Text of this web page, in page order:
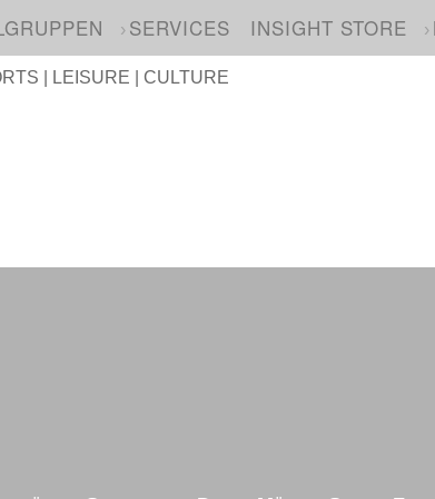
SERVICES INSIGHT STORE
| LEISURE | CULTURE